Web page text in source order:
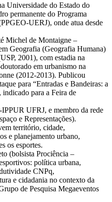
Universidade do Estado do
permanente do Programa
UERJ), onde atua desde
Michel de Montaigne –
Geografia (Geografia Humana)
2001), com estadia na
em urbanismo na
(2012-2013). Publicou
para “Entradas e Bandeiras: a
para a Feira de
UFRJ, e membro da rede
e Representações).
território, cidade,
e planejamento urbano,
os esportes.
(bolsista Prociência –
política urbana,
CNPq,
e cidadania no contexto da
de Pesquisa Megaeventos